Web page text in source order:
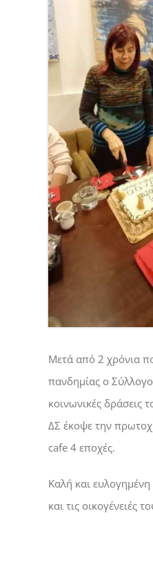
Μετά από 2 χρόνια
πανδημίας ο
κοινωνικές δράσεις
ΔΣ έκοψε την
cafe 4 εποχές.
Καλή και
και τις οικογένειές